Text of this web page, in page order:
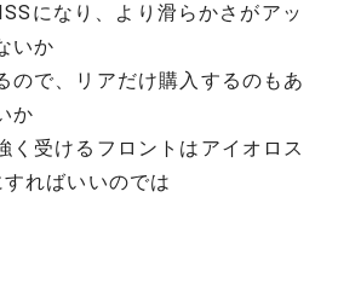
になり、より滑らかさがアッ
いか
ので、リアだけ購入するのもあ
か
く受けるフロントはアイオロス
ればいいのでは